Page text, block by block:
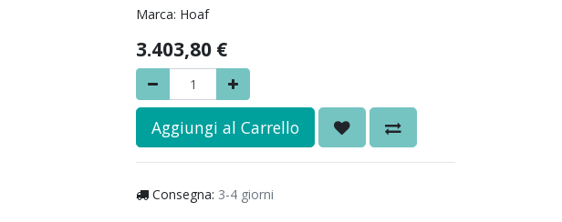
Marca: Hoaf
3.403,80 €
Aggiungi al Carrello
Consegna: 3-4 giorni